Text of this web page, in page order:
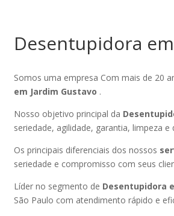
Desentupidora
Somos uma empresa Com mais de 20
em Jardim Gustavo .
Nosso objetivo principal da
seriedade, agilidade, garantia, limpeza e
Os principais diferenciais dos nossos
seriedade e compromisso com seus
Líder no segmento de Desentupidora
São Paulo com atendimento rápido e